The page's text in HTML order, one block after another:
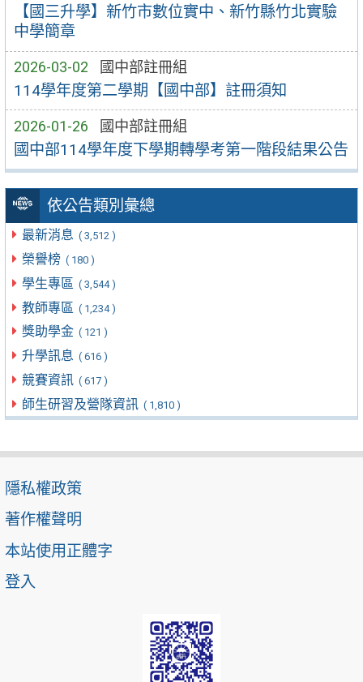
【國三升學】新竹市數位實中、新竹縣竹北實驗
中學簡章
2026-03-02 國中部註冊組
114學年度第二學期【國中部】註冊須知
2026-01-26 國中部註冊組
國中部114學年度下學期轉學考第一階段結果公告
依公告類別彙總
最新消息 ( 3,512 )
榮譽榜 ( 180 )
學生專區 ( 3,544 )
教師專區 ( 1,234 )
獎助學金 ( 121 )
升學訊息 ( 616 )
競賽資訊 ( 617 )
師生研習及營隊資訊 ( 1,810 )
隱私權政策
著作權聲明
本站使用正體字
登入